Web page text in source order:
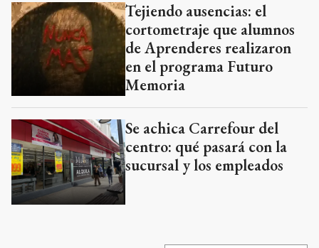
Tejiendo ausencias: el
cortometraje que alumnos
de Aprenderes realizaron
en el programa Futuro
Memoria
Se achica Carrefour del
centro: qué pasará con la
sucursal y los empleados